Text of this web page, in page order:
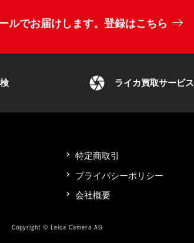
ルでお届けします。登録はこちら
camera ライカ買取サービス
特定商取引
プライバシーポリシー
会社概要
Copyright © Leica Camera AG